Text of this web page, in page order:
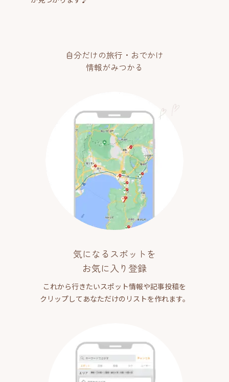
自分だけの旅行・おでかけ
情報がみつかる
気になるスポットを
お気に入り登録
これから行きたいスポット情報や記事投稿を
クリップしてあなただけのリストを作れます。